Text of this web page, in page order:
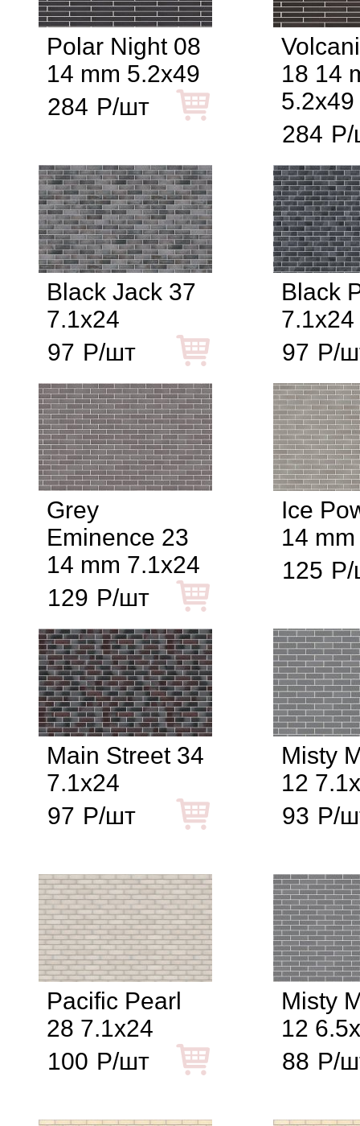
Polar Night 08
14 mm 5.2x49
284 Р/шт
18 14
5.2x49
284 Р/
Black Jack 37
7.1x24
97 Р/шт
Black
7.1x24
97 Р/
Grey
Eminence 23
14 mm 7.1x24
129 Р/шт
Ice
14
125 Р/
Main Street 34
7.1x24
97 Р/шт
Misty
12
93 Р/
Pacific Pearl
28 7.1x24
100 Р/шт
Misty
12
88 Р/